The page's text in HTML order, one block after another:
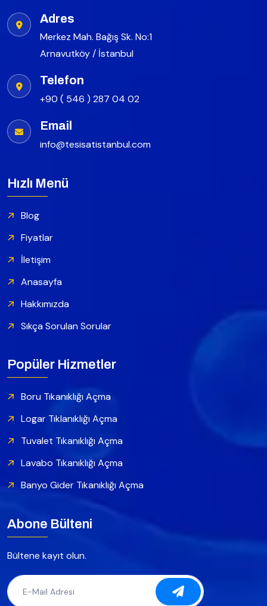
Adres
Merkez Mah. Bağış Sk. No:1
Arnavutköy / İstanbul
Telefon
+90 ( 546 ) 287 04 02
Email
info@tesisatistanbul.com
Hızlı Menü
Blog
Fiyatlar
İletişim
Anasayfa
Hakkımızda
Sıkça Sorulan Sorular
Popüler Hizmetler
Boru Tıkanıklığı Açma
Logar Tıklanıklığı Açma
Tuvalet Tıkanıklığı Açma
Lavabo Tıkanıklığı Açma
Banyo Gider Tıkanıklığı Açma
Abone Bülteni
Bültene kayıt olun.